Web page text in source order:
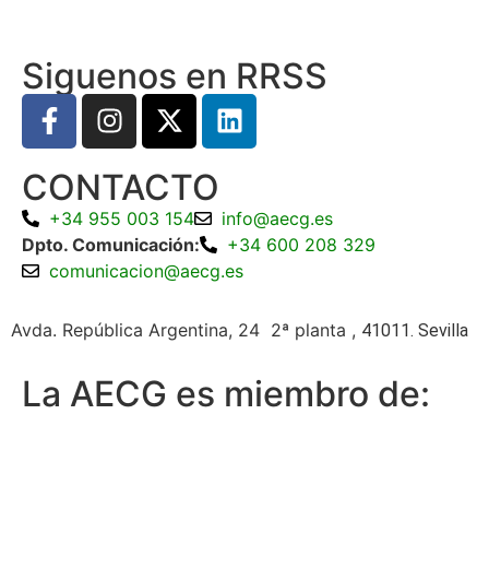
Siguenos en RRSS
CONTACTO
+34 955 003 154
info@aecg.es
Dpto. Comunicación:
+34 600 208 329
comunicacion@aecg.es
Avda. República Argentina, 24 2ª planta , 41011. Sevilla
La AECG es miembro de: